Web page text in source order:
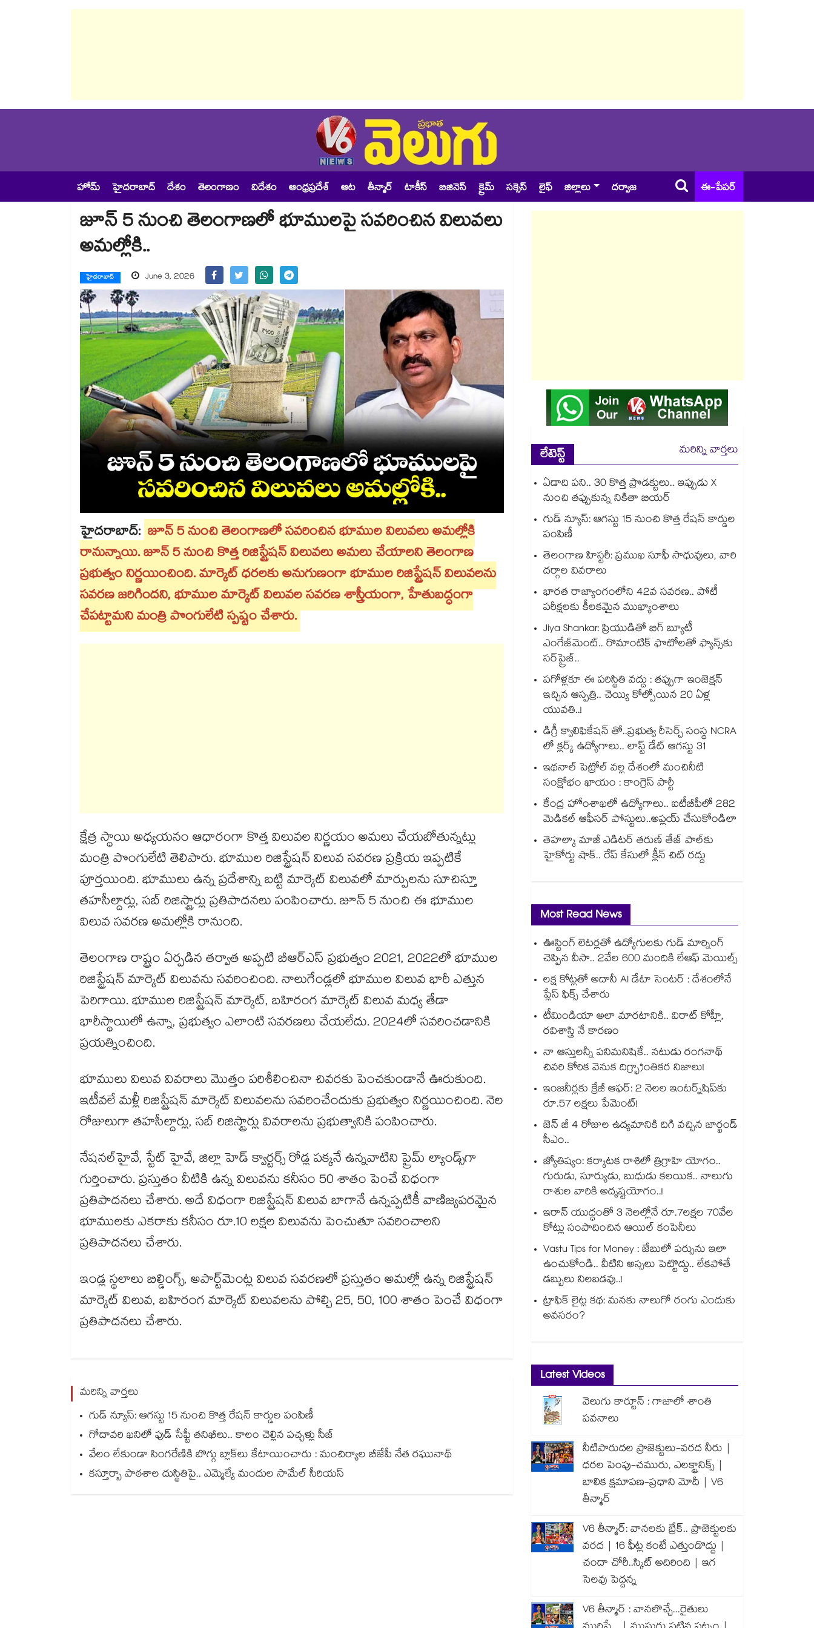
హోమ్ హైదరాబాద్ దేశం తెలంగాణం విదేశం ఆంధ్రప్రదేశ్ ఆట తీన్మార్ టాకీస్ బిజినెస్ క్రైమ్ సక్సెస్ లైఫ్ జిల్లాలు దర్వాజ ఈ-పేపర్
జూన్ 5 నుంచి తెలంగాణలో భూములపై సవరించిన విలువలు
అమల్లోకి..
హైదరాబాద్ June 3, 2026
హైదరాబాద్: జూన్ 5 నుంచి తెలంగాణలో సవరించిన భూముల విలువలు అమల్లోకి
రానున్నాయి. జూన్‌ 5 నుంచి కొత్త రిజిస్ట్రేషన్‌ విలువలు అమలు చేయాలని తెలంగాణ
ప్రభుత్వం నిర్ణయించింది. మార్కెట్‌ ధరలకు అనుగుణంగా భూముల రిజిస్ట్రేషన్‌ విలువలను
సవరణ జరిగిందని, భూముల మార్కెట్‌ విలువల సవరణ శాస్త్రీయంగా, హేతుబద్ధంగా
చేపట్టామని మంత్రి పొంగులేటి స్పష్టం చేశారు.
క్షేత్ర స్థాయి అధ్యయనం ఆధారంగా కొత్త విలువల నిర్ణయం అమలు చేయబోతున్నట్లు
మంత్రి పొంగులేటి తెలిపారు. భూముల రిజిస్ట్రేషన్ ​విలువ సవరణ ప్రక్రియ ఇప్పటికే
పూర్తయింది. భూములు ఉన్న ప్రదేశాన్ని బట్టి మార్కెట్ విలువలో మార్పులను సూచిస్తూ
తహసీల్దార్లు, సబ్ రిజిస్ట్రార్లు ప్రతిపాదనలు పంపించారు. జూన్ 5 నుంచి ఈ భూముల
విలువ సవరణ అమల్లోకి రానుంది.
తెలంగాణ రాష్ట్రం ఏర్పడిన తర్వాత అప్పటి బీఆర్ఎస్​ ప్రభుత్వం 2021, 2022లో భూముల
రిజిస్ట్రేషన్ మార్కెట్ విలువను సవరించింది. నాలుగేండ్లలో భూముల విలువ భారీ ఎత్తున
పెరిగాయి. భూముల రిజిస్ట్రేషన్ మార్కెట్, బహిరంగ మార్కెట్ విలువ మధ్య తేడా
భారీస్థాయిలో ఉన్నా, ప్రభుత్వం ఎలాంటి సవరణలు చేయలేదు. 2024లో సవరించడానికి
ప్రయత్నించింది.
భూములు విలువ వివరాలు మొత్తం పరిశీలించినా చివరకు పెంచకుండానే ఊరుకుంది.
ఇటీవలే మళ్లీ రిజిస్ట్రేషన్ మార్కెట్ విలువలను సవరించేందుకు ప్రభుత్వం నిర్ణయించింది. నెల
రోజులుగా తహసీల్దార్లు, సబ్ రిజిస్ట్రార్లు వివరాలను ప్రభుత్వానికి పంపించారు.
నేషనల్​హైవే, స్టేట్ హైవే, జిల్లా హెడ్ క్వార్టర్స్​ రోడ్ల పక్కనే ఉన్నవాటిని ప్రైమ్ ల్యాండ్స్⁬గా
గుర్తించారు. ప్రస్తుతం వీటికి ఉన్న విలువను కనీసం 50 శాతం పెంచే విధంగా
ప్రతిపాదనలు చేశారు. అదే విధంగా రిజిస్ట్రేషన్ విలువ బాగానే ఉన్నప్పటికీ వాణిజ్యపరమైన
భూములకు ఎకరాకు కనీసం రూ.10 లక్షల విలువను పెంచుతూ సవరించాలని
ప్రతిపాదనలు చేశారు.
ఇండ్ల స్థలాలు బిల్డింగ్స్, అపార్ట్‌‌‌‌‌‌‌‌‌‌‌‌‌‌‌‌మెంట్ల విలువ సవరణలో ప్రస్తుతం అమల్లో ఉన్న రిజిస్ట్రేషన్
మార్కెట్ విలువ, బహిరంగ మార్కెట్ విలువలను పోల్చి 25, 50, 100 శాతం పెంచే విధంగా
ప్రతిపాదనలు చేశారు.
మరిన్ని వార్తలు
గుడ్ న్యూస్: ఆగస్టు 15 నుంచి కొత్త రేషన్ కార్డుల పంపిణీ
గోదావరి ఖనిలో ఫుడ్ సేఫ్టీ తనిఖీలు.. కాలం చెల్లిన పచ్చళ్లు సీజ్
వేలం లేకుండా సింగరేణికి బొగ్గు బ్లాక్‌‌‌‌‌‌‌‌లు కేటాయించారు : మంచిర్యాల బీజేపీ నేత రఘునాథ్
కస్తూర్బా పాఠశాల దుస్థితిపై.. ఎమ్మెల్యే మందుల సామేల్ సీరియస్
లేటెస్ట్
మరిన్ని వార్తలు
ఏడాది పని.. 30 కొత్త ప్రొడక్టులు.. ఇప్పుడు X
నుంచి తప్పుకున్న నికితా బియర్
గుడ్ న్యూస్: ఆగస్టు 15 నుంచి కొత్త రేషన్ కార్డుల
పంపిణీ
తెలంగాణ హిస్టరీ: ప్రముఖ సూఫీ సాధువులు, వారి
దర్గాల వివరాలు
భారత రాజ్యాంగంలోని 42వ సవరణ.. పోటీ
పరీక్షలకు కీలకమైన ముఖ్యాంశాలు
Jiya Shankar: ప్రియుడితో బిగ్ బ్యూటీ
ఎంగేజ్‌మెంట్.. రొమాంటిక్ ఫొటోలతో ఫ్యాన్స్⁬కు
సర్‌ప్రైజ్..
పగోళ్లకూ ఈ పరిస్థితి వద్దు : తప్పుగా ఇంజెక్షన్
ఇచ్చిన ఆస్పత్రి.. చెయ్యి కోల్పోయిన 20 ఏళ్ల
యువతి..!
డిగ్రీ క్వాలిఫికేషన్ తో..ప్రభుత్వ రీసెర్చ్ సంస్థ NCRA
లో క్లర్క్ ఉద్యోగాలు.. లాస్ట్ డేట్ ఆగస్టు 31
ఇథనాల్ పెట్రోల్ వల్ల దేశంలో మంచినీటి
సంక్షోభం ఖాయం : కాంగ్రెస్ పార్టీ
కేంద్ర హోంశాఖలో ఉద్యోగాలు.. ఐటీబీపీలో 282
మెడికల్ ఆఫీసర్ పోస్టులు..అప్లయ్ చేసుకోండిలా
తెహల్కా మాజీ ఎడిటర్ తరుణ్ తేజ్ పాల్⁭కు
హైకోర్టు షాక్.. రేప్ కేసులో క్లీన్ చిట్ రద్దు
Most Read News
ఊస్టింగ్ లెటర్లతో ఉద్యోగులకు గుడ్ మార్నింగ్
చెప్పిన వీసా.. 2వేల 600 మందికి లేఆఫ్ మెయిల్స్
లక్ష కోట్లతో అదానీ AI డేటా సెంటర్ : దేశంలోనే
ప్లేస్ ఫిక్స్ చేశారు
టీమిండియా అలా మారటానికి.. విరాట్ కోహ్లీ,
రవిశాస్త్రి నే కారణం
నా ఆస్తులన్నీ పనిమనిషికే.. నటుడు రంగనాథ్
చివరి కోరిక వెనుక దిగ్భ్రాంతికర నిజాలు!
ఇంజనీర్లకు క్రేజీ ఆఫర్: 2 నెలల ఇంటర్న్‌షిప్‌కు
రూ.57 లక్షలు పేమెంట్!
జెన్ జీ 4 రోజుల ఉద్యమానికి దిగి వచ్చిన జార్ఖండ్
సీఎం..
జ్యోతిష్యం: కర్కాటక రాశిలో త్రిగ్రాహి యోగం..
గురుడు, సూర్యుడు, బుధుడు కలయిక.. నాలుగు
రాశుల వారికి అదృష్టయోగం..!
ఇరాన్ యుద్ధంతో 3 నెలల్లోనే రూ.7లక్షల 70వేల
కోట్లు సంపాదించిన ఆయిల్ కంపెనీలు
Vastu Tips for Money : జేబులో పర్సును ఇలా
ఉంచుకోండి.. వీటిని అస్సలు పెట్టొద్దు.. లేకపోతే
డబ్బులు నిలబడవు..!
ట్రాఫిక్ లైట్ల కథ: మనకు నాలుగో రంగు ఎందుకు
అవసరం?
Latest Videos
వెలుగు కార్టూన్ : గాజాలో శాంతి
పవనాలు
నీటిపారుదల ప్రాజెక్టులు-వరద నీరు |
ధరల పెంపు-చమురు, ఎలక్ట్రానిక్స్ |
బాలిక క్షమాపణ-ప్రధాని మోదీ | V6
తీన్మార్
V6 తీన్మార్: వానలకు బ్రేక్.. ప్రాజెక్టులకు
వరద | 16 ఫీట్ల కంటే ఎత్తుండొద్దు |
చందా చోరీ..స్కిట్ అదిరింది | ఇగ
సెలవు పెద్దన్న
V6 తీన్మార్ : వానలొచ్చే...రైతులు